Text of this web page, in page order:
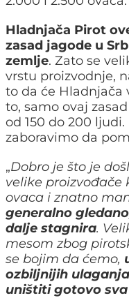
Hladnjača Pirot
zasad jagode u
zemlje. Zato se
vrstu proizvodnje,
to da će Hladnjača
to, samo ovaj
od 150 do 200
zaboravimo da
„Dobro je što je
velike proizvođače
ovaca i znatno
generalno
dalje stagnira.
mesom zbog
se bojim da ćemo,
ozbiljnijih
uništiti gotovo